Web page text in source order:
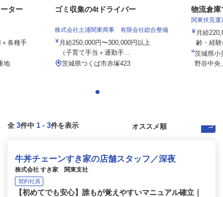
ター
各種手
地
ゴミ収集の4tドライバー
株式会社土浦関東商事 有限会社総合整備
月給250,000円〜300,000円以上
（子育て手当＋通勤手...
茨城県つくば市赤塚423
物流倉庫
関東伏見運
月給
齢・経
茨城県小
野谷中央
全 3件中 1 - 3件を表示
牛丼チェーンすき家の店舗スタッフ／深夜
株式会社 すき家 関東支社
契約社員
【初めてでも安心】誰もが覚えやすいマニュアル確立｜